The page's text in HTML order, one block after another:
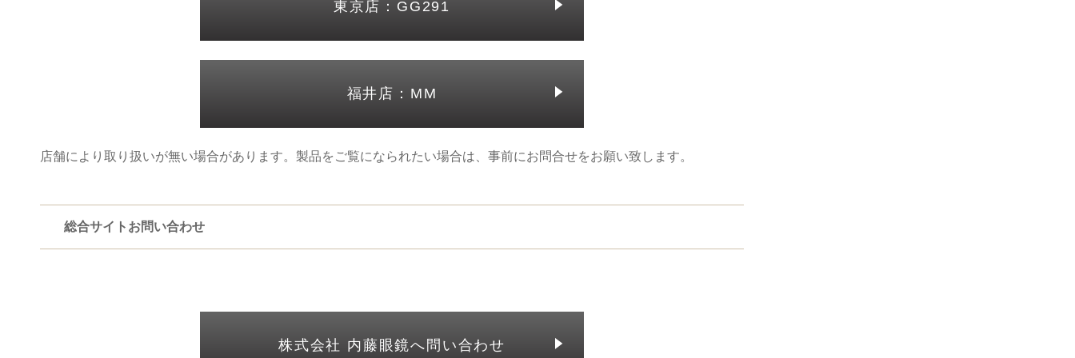
東京店：GG291
福井店：MM
店舗により取り扱いが無い場合があります。製品をご覧になられたい場合は、事前にお問合せをお願い致します。
総合サイトお問い合わせ
株式会社 内藤眼鏡へ問い合わせ